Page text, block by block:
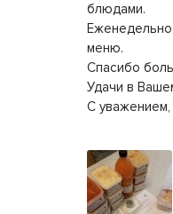
блюдами.
меню.
Спасибо
Удачи в
С уважением,